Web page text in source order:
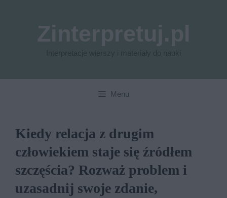
Menu
Kiedy relacja z drugim
człowiekiem staje się źródłem
szczęścia? Rozważ problem i
uzasadnij swoje zdanie,